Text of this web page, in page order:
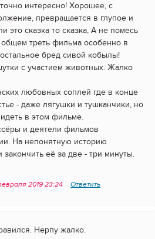
интересно! Хорошее, с
превращается в глупое и
это сказка то сказка, А не помесь
треть фильма особенно в
бред сивой кобылы!
с участием животных. Жалко
любовных соплей где в конце
- даже лягушки и тушканчики, но
в этом фильме.
и деятели фильмов
На непонятную историю
закончить её за две - три минуты.
2019 23:24 Ответить
Нерпу жалко.